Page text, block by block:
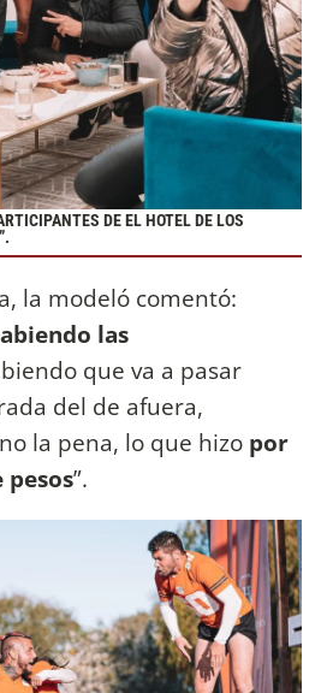
DE EL HOTEL DE LOS
la modeló comentó:
las
que va a pasar
del de afuera,
la pena, lo que hizo por
pesos”.